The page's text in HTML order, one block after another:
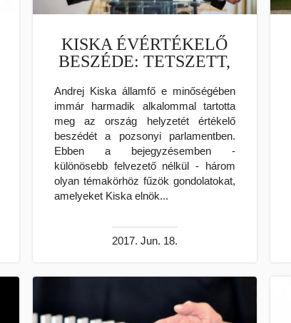
KISKA ÉVÉRTÉKELŐ
BESZÉDE: TETSZETT,
Andrej Kiska államfő e minőségében
immár harmadik alkalommal tartotta
meg az ország helyzetét értékelő
beszédét a pozsonyi parlamentben.
Ebben a bejegyzésemben -
különösebb felvezető nélkül - három
olyan témakörhöz fűzök gondolatokat,
amelyeket Kiska elnök...
2017. Jun. 18.